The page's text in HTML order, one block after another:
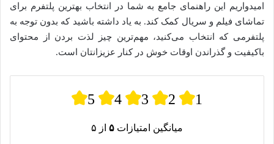
امیدواریم این راهنمای جامع به شما در انتخاب بهترین پلتفرم برای
تماشای فیلم و سریال کمک کند. به یاد داشته باشید که بدون توجه به
پلتفرمی که انتخاب می‌کنید، مهم‌ترین چیز لذت بردن از محتوای
باکیفیت و گذراندن اوقات خوش در کنار عزیزانتان است.
5 4 3 2 1
میانگین امتیازات ۵ از ۵